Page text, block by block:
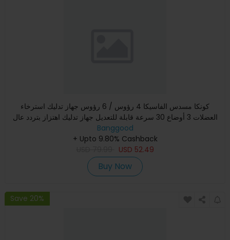
كونكا مسدس الفاسيكا 4 رؤوس / 6 رؤوس جهاز تدليك استرخاء
العضلات 3 أوضاع 30 سرعة قابلة للتعديل جهاز تدليك اهتزاز بتردد عال
Banggood
+ Upto 9.80% Cashback
USD 52.49
Buy Now
Save 20%